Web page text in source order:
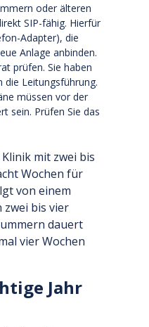
oder älteren
SIP-fähig. Hierfür
Adapter), die
Anlage anbinden.
prüfen. Sie haben
die Leitungsführung.
müssen vor der
sein. Prüfen Sie das
mit zwei bis
Wochen für
von einem
bis vier
dauert
vier Wochen
Jahr